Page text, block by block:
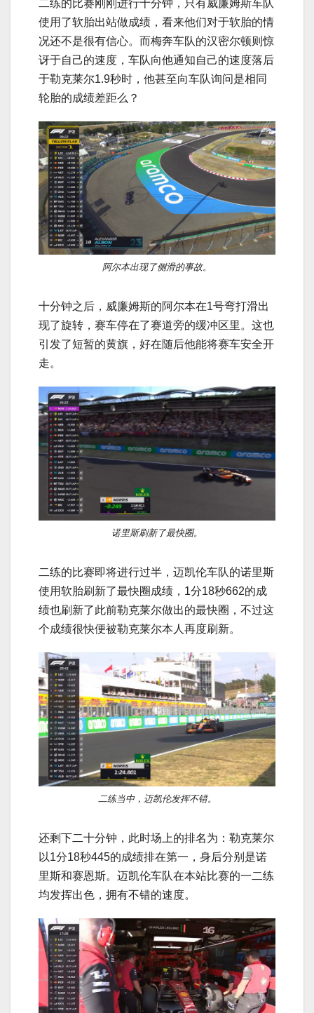
二练的比赛刚刚进行十分钟，只有威廉姆斯车队
使用了软胎出站做成绩，看来他们对于软胎的情
况还不是很有信心。而梅奔车队的汉密尔顿则惊
讶于自己的速度，车队向他通知自己的速度落后
于勒克莱尔1.9秒时，他甚至向车队询问是相同
轮胎的成绩差距么？
阿尔本出现了侧滑的事故。
十分钟之后，威廉姆斯的阿尔本在1号弯打滑出
现了旋转，赛车停在了赛道旁的缓冲区里。这也
引发了短暂的黄旗，好在随后他能将赛车安全开
走。
诺里斯刷新了最快圈。
二练的比赛即将进行过半，迈凯伦车队的诺里斯
使用软胎刷新了最快圈成绩，1分18秒662的成
绩也刷新了此前勒克莱尔做出的最快圈，不过这
个成绩很快便被勒克莱尔本人再度刷新。
二练当中，迈凯伦发挥不错。
还剩下二十分钟，此时场上的排名为：勒克莱尔
以1分18秒445的成绩排在第一，身后分别是诺
里斯和赛恩斯。迈凯伦车队在本站比赛的一二练
均发挥出色，拥有不错的速度。